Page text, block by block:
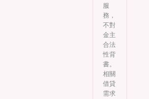
服
務，
不對
金主
合法
性背
書。
相關
借貸
需求